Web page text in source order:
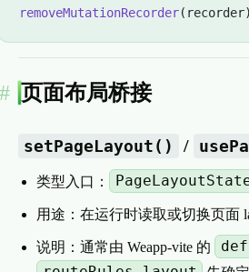
removeMutationRecorder(recorder)
页面布局桥接
setPageLayout() /
类型入口：
用途：在运行时读取或切换页面
说明：通常由 Weapp-vite 的